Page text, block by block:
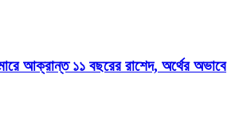
আক্রান্ত ১১ বছরের রাশেদ, অর্থের অভাবে